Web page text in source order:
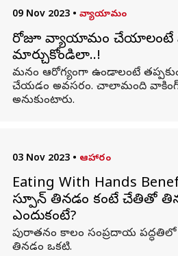
09 Nov 2023 • వ్యాయామం
రోజూ వ్యాయామం చేయాలంటే
మార్చుకోండిలా..!
మనం ఆరోగ్యంగా ఉండాలంటే
చేయడం అవసరం. చాలామంది
అనుకుంటారు.
03 Nov 2023 • ఆహారం
Eating With Hands
స్పూన్ తినడం కంటే చేతితో
ఎందుకంటే?
పురాతనం కాలం సంప్రదాయ
తినడం ఒకటి.